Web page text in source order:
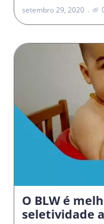
setembro 29, 2020
O BLW é
seletividade